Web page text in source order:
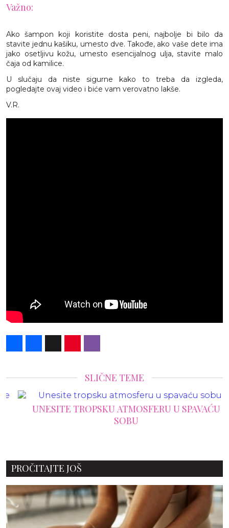
Važno:
Ako šampon koji koristite dosta peni, najbolje bi bilo da
stavite jednu kašiku, umesto dve. Takođe, ako vaše dete ima
jako osetljivu kožu, umesto esencijalnog ulja, stavite malo
čaja od kamilice.
U slučaju da niste sigurne kako to treba da izgleda,
pogledajte ovaj video i biće vam verovatno lakše.
V.R.
SLIČNE TEME
UNESITE TROPSKU ATMOSFERU U SPAVAĆU
SOBU
PROČITAJTE JOŠ